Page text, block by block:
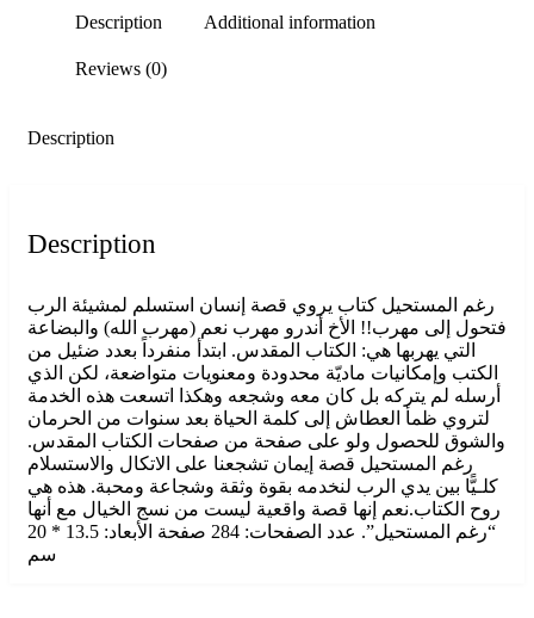
Description
Additional information
Reviews (0)
Description
Description
رغم المستحيل كتاب يروي قصة إنسان استسلم لمشيئة الرب
فتحول إلى مهرب!! الأخ أندرو مهرب نعم (مهرب الله) والبضاعة
التي يهربها هي: الكتاب المقدس. ابتدأ منفرداً بعدد ضئيل من
الكتب وإمكانيات ماديّة محدودة ومعنويات متواضعة، لكن الذي
أرسله لم يتركه بل كان معه وشجعه وهكذا اتسعت هذه الخدمة
لتروي ظمأ العطاش إلى كلمة الحياة بعد سنوات من الحرمان
والشوق للحصول ولو على صفحة من صفحات الكتاب المقدس.
رغم المستحيل قصة إيمان تشجعنا على الاتكال والاستسلام
كلـيًّا بين يدي الرب لنخدمه بقوة وثقة وشجاعة ومحبة. هذه هي
روح الكتاب.نعم إنها قصة واقعية ليست من نسج الخيال مع أنها
“رغم المستحيل”. عدد الصفحات: 284 صفحة الأبعاد: 13.5 * 20
سم